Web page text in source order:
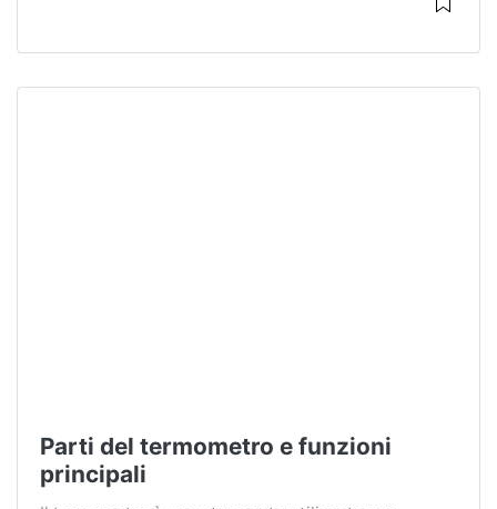
Parti del termometro e funzioni
principali